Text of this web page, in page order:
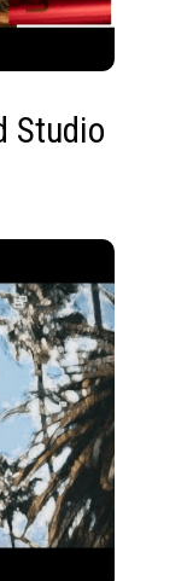
Studio